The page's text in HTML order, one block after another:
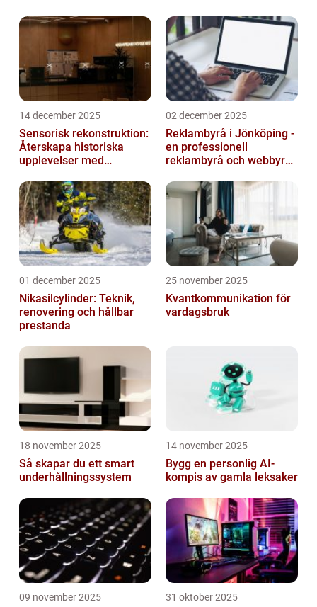
kan en frustrerande upplevelse ...
14 december 2025
Sensorisk rekonstruktion:
Återskapa historiska
upplevelser med
02 december 2025
Reklambyrå i Jönköping -
en professionell
reklambyrå och webbyrå
kommunikati...
01 december 2025
Nikasilcylinder: Teknik,
renovering och hållbar
prestanda
25 november 2025
Kvantkommunikation för
vardagsbruk
18 november 2025
Så skapar du ett smart
underhållningssystem
14 november 2025
Bygg en personlig AI-
kompis av gamla leksaker
09 november 2025 31 oktober 2025